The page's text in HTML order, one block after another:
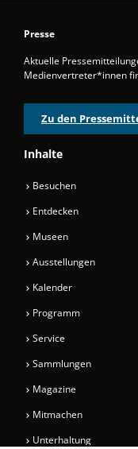
Presse
Aktuelle
Medienvertreter*innen
Zu den
Inhalte
Besuchen
Entdecken
Museen
Ausstellungen
Kalender
Programm
Service
Sammlungen
Magazine
Mitmachen
Unterhaltung